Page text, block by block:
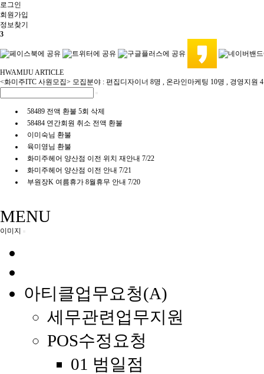
로그인
회원 가입
정보찾기
3
HWAMIJU ARTICLE
<화미주ITC 사원모집> 모집분야 : 편집디자이너 8명 , 온라인마케팅 10명 , 경영지원
58489 전액 환불 5회 삭제
58484 연간회원 취소 전액 환불
이미숙님 환불
육미영님 환불
화미주헤어 양산점 이전 위치 재안내 7/22
화미주헤어 양산점 이전 안내 7/21
부원장K 여름휴가 8월휴무 안내 7/20
MENU
이미지
아티클업무요청(A)
세무관련업무지원
POS수정요청
01 범일점